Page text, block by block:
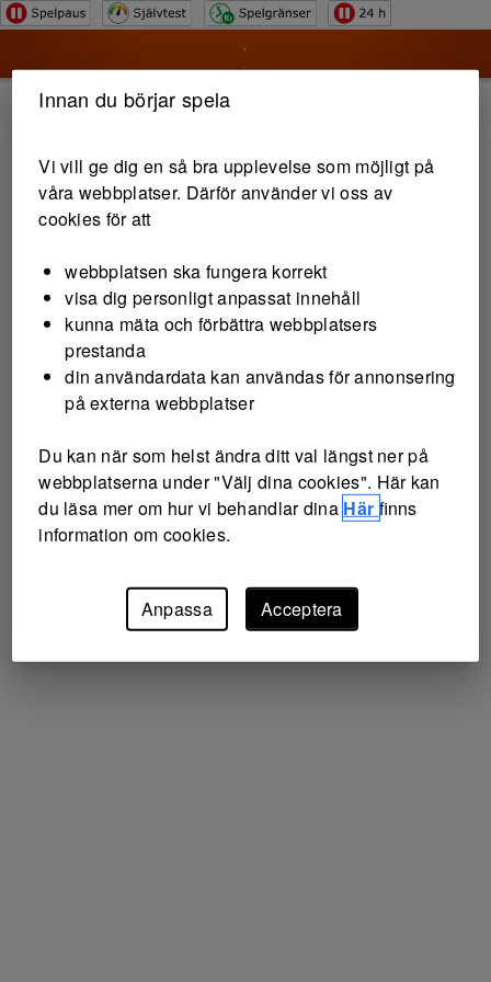
Hoppa till innehåll
Innan du börjar spela
Vi vill ge dig en så bra upplevelse som möjligt på
våra webbplatser. Därför använder vi oss av
cookies för att
webbplatsen ska fungera korrekt
visa dig personligt anpassat innehåll
kunna mäta och förbättra webbplatsers
prestanda
din användardata kan användas för annonsering
på externa webbplatser
Du kan när som helst ändra ditt val längst ner på
webbplatserna under "Välj dina cookies". Här kan
du läsa mer om hur vi behandlar dina Här finns
information om cookies.
Anpassa Acceptera